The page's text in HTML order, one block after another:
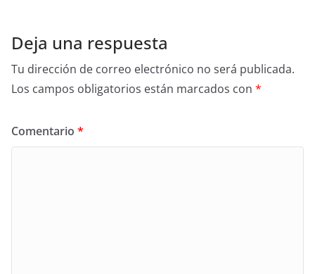
Deja una respuesta
Tu dirección de correo electrónico no será publicada.
Los campos obligatorios están marcados con *
Comentario *